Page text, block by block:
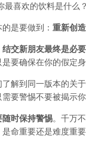
最喜欢的饮料是什么
是要做到： 重新创造
结交新朋友最终是必
要确保在你的假定身
了解到同一版本的关
需要警惕不要被揭示你
随时保持警惕。千万
是命重要还是难度重